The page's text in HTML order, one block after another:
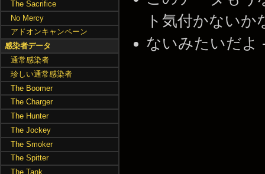
ト気付かないか
ないみたいだよ
The Sacrifice
No Mercy
アドオンキャンペーン
感染者データ
通常感染者
珍しい通常感染者
The Boomer
The Charger
The Hunter
The Jockey
The Smoker
The Spitter
The Tank